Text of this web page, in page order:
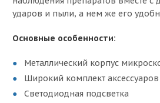
ударов и пыли, а нем же его
Основные особенности:
Металлический корпус
Широкий комплект
Светодиодная подсветка